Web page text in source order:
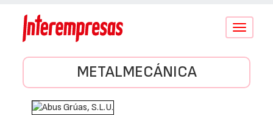
Conmutar
METALMECÁNICA